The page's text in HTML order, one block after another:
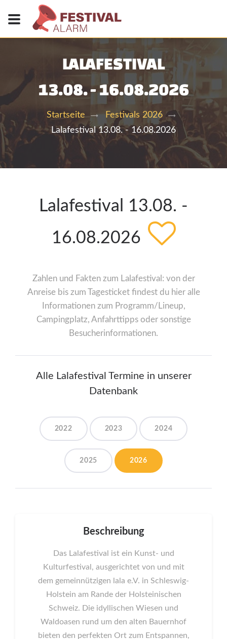
LALAFESTIVAL
13.08. - 16.08.2026
Startseite
Festivals 2026
Lalafestival 13.08. - 16.08.2026
Lalafestival 13.08. -
16.08.2026
Zahlen und Fakten zum Lalafestival: von der
Anreise bis zum Tagesticket findest du hier alle
Informationen zum Programm/Lineup,
Campingplatz, Anfahrttipps oder sonstige
Besucherinformationen.
Alle Lalafestival Termine in unserer
Datenbank
2022 2023 2024
2025 2026
Beschreibung
Das Lalafestival ist ein Kunst- und
Kulturfestival, ausgerichtet von und mit
dem gemeinnützigen lala e.V. in Schleswig-
Holstein am Rande der Holsteinischen
Schweiz. Die idyllischen Wiesen und
Waldoasen rund um den alten Bauernhof
bieten den perfekten Ort zum Entspannen,